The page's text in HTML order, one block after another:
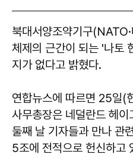
북대서양조약기구
체제의 근간이 되는 '나토
지가 없다고 밝혔다.
연합뉴스에 따르면 25일(
사무총장은 네덜란드 헤이
둘째 날 기자들과 만나 관
5조에 전적으로 헌신하고